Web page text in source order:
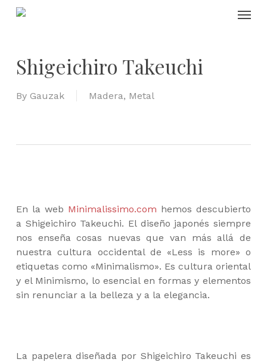
Skip
Shigeichiro Takeuchi
By Gauzak Madera, Metal
En la web Minimalissimo.com hemos descubierto
a Shigeichiro Takeuchi. El diseño japonés siempre
nos enseña cosas nuevas que van más allá de
nuestra cultura occidental de «Less is more» o
etiquetas como «Minimalismo». Es cultura oriental
y el Minimismo, lo esencial en formas y elementos
sin renunciar a la belleza y a la elegancia.
La papelera diseñada por Shigeichiro Takeuchi es